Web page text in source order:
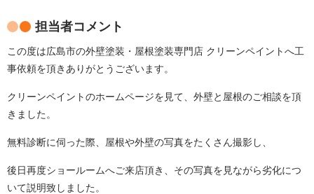
担当者コメント
この度は広島市の外壁塗装・屋根塗装専門店 クリーンペイントへ工
事依頼を頂きありがとうございます。
クリーンペイントのホームページを見て、外壁と屋根のご相談を頂
きました。
無料診断に伺った際、屋根や外壁の写真をたくさん撮影し、
後日再度ショールームへご来店頂き、その写真を見ながら劣化につ
いて説明致しました。